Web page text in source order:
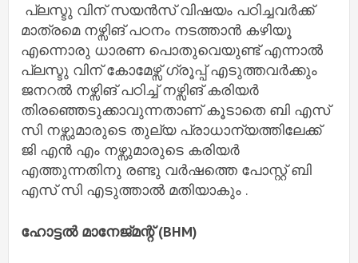
പ്ലസ്ടു വിന് സയൻസ് വിഷയം പഠിച്ചവർക്ക്
മാത്രമെ നഴ്സിങ് പഠനം നടത്താൻ കഴിയൂ
എന്നൊരു ധാരണ പൊതുവെയുണ്ട് എന്നാൽ
പ്ലസ്ടു വിന് കോമേഴ്സ് ഗ്രൂപ്പ് എടുത്തവർക്കും
ജനറൽ നഴ്സിങ് പഠിച്ച് നഴ്സിങ് കരിയർ
തിരഞ്ഞെടുക്കാവുന്നതാണ് കൂടാതെ ബി എസ്
സി നഴ്സുമാരുടെ തുല്യ പ്രാധാന്യത്തിലേക്ക്
ജി എൻ എം നഴ്സുമാരുടെ കരിയർ
എത്തുന്നതിനു രണ്ടു വർഷത്തെ പോസ്റ്റ് ബി
എസ് സി എടുത്താൽ മതിയാകും .
ഹോട്ടൽ മാനേജ്മന്റ് (BHM)